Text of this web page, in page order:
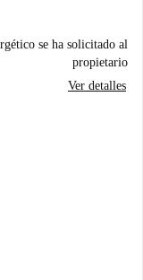
se ha solicitado al
propietario
Ver detalles